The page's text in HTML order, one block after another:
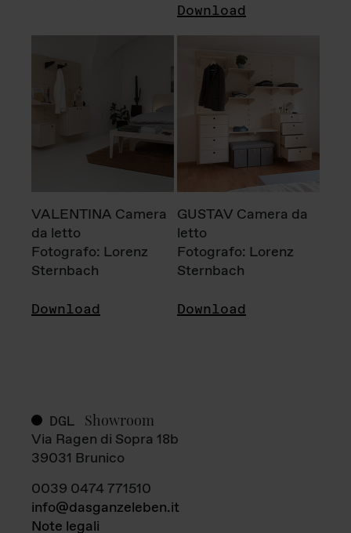
Download
VALENTINA Camera
da letto
Fotografo: Lorenz
Sternbach
Download
GUSTAV Camera da
letto
Fotografo: Lorenz
Sternbach
Download
DGL Showroom
Via Ragen di Sopra 18b
39031 Brunico
0039 0474 771510
info@dasganzeleben.it
Note legali